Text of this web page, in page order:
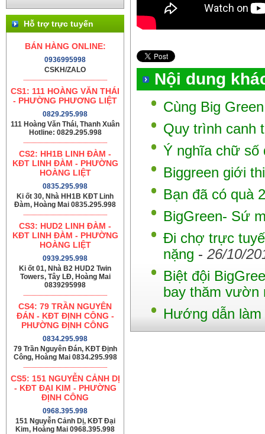
Hỗ trợ trực tuyến
BÁN HÀNG ONLINE:
0936995998
CSKH/ZALO
CS1: 111 HOÀNG VĂN THÁI
- PHƯỜNG PHƯƠNG LIỆT
0829.295.998
111 Hoàng Văn Thái, Thanh Xuân
Hotline: 0829.295.998
CS2: HH1B LINH ĐÀM -
KĐT LINH ĐÀM - PHƯỜNG
HOÀNG LIỆT
0835.295.998
Ki ốt 30, Nhà HH1B KĐT Linh
Đàm, Hoàng Mai 0835.295.998
CS3: HUD2 LINH ĐÀM -
KĐT LINH ĐÀM - PHƯỜNG
HOÀNG LIỆT
0939.295.998
Ki ốt 01, Nhà B2 HUD2 Twin
Towers, Tây LĐ, Hoàng Mai
0839295998
CS4: 79 TRẦN NGUYÊN
ĐÁN - KĐT ĐỊNH CÔNG -
PHƯỜNG ĐỊNH CÔNG
0834.295.998
79 Trần Nguyên Đán, KĐT Định
Công, Hoàng Mai 0834.295.998
CS5: 151 NGUYỄN CẢNH DỊ
- KĐT ĐẠI KIM - PHƯỜNG
ĐỊNH CÔNG
0968.395.998
151 Nguyễn Cảnh Dị, KĐT Đại
Kim, Hoàng Mai 0968.395.998
Nội dung
Cùng Big
Quy trình canh
Ý nghĩa chữ số
Biggreen giới
Bạn đã có quà
BigGreen- Sứ
Đi chợ trực
nặng - 26/10/
Biệt đội
bay thăm vườn
Hướng dẫn